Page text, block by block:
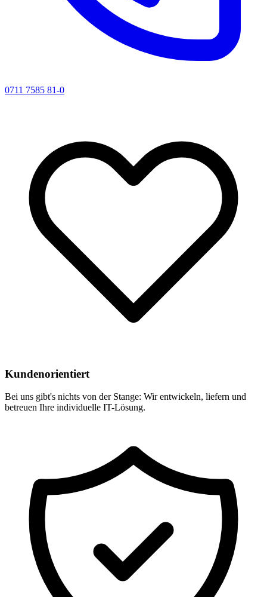
0711 7585 81-0
Kundenorientiert
Bei uns gibt's nichts von der Stange: Wir entwickeln, liefern und
betreuen Ihre individuelle IT-Lösung.